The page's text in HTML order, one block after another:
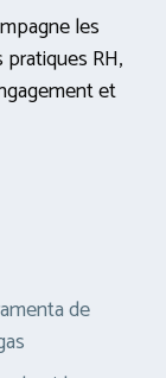
les
RH,
et
de